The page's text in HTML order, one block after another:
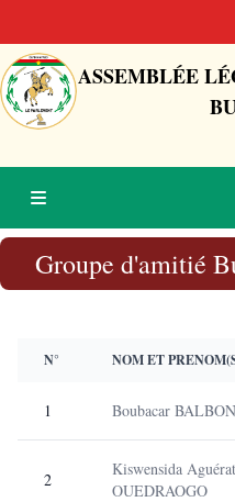
ASSEMBLÉE
Groupe d'amitié
N° NOM ET
1 Boubacar
2
Kiswensida
OUEDRAOGO